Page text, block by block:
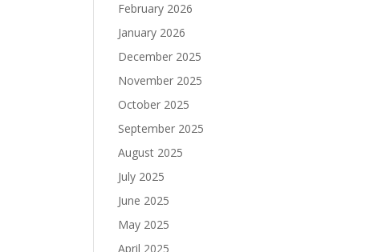
February 2026
January 2026
December 2025
November 2025
October 2025
September 2025
August 2025
July 2025
June 2025
May 2025
April 2025